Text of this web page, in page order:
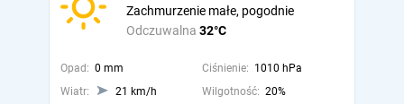
Odczuwalna 32°C
Zachmurzenie małe, pogodnie
Opad: 0 mm Ciśnienie: 1010 hPa
Wiatr:
21 km/h Wilgotność: 20%